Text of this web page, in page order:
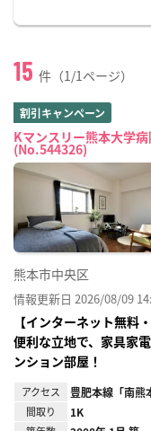
15 件（1/1ページ）
割引キャンペーン
Kマンスリー熊本大学病
(No.544326)
熊本市中央区
情報更新日 2026/08/09
【インターネット無料
便利な立地で、家具家
ンション部屋！
アクセス 豊肥本線「南熊
間取り 1K